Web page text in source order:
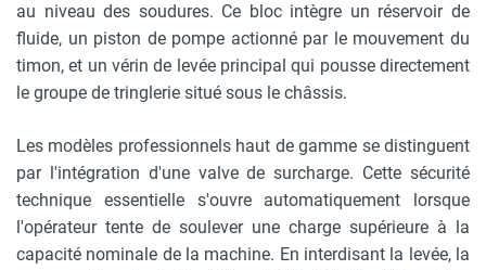
au niveau des soudures. Ce bloc intègre un réservoir de
fluide, un piston de pompe actionné par le mouvement du
timon, et un vérin de levée principal qui pousse directement
le groupe de tringlerie situé sous le châssis.
Les modèles professionnels haut de gamme se distinguent
par l'intégration d'une valve de surcharge. Cette sécurité
technique essentielle s'ouvre automatiquement lorsque
l'opérateur tente de soulever une charge supérieure à la
capacité nominale de la machine. En interdisant la levée, la